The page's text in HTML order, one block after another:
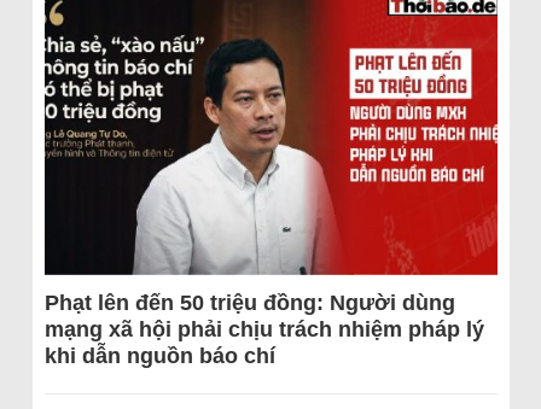
Phạt lên đến 50 triệu đồng: Người dùng
mạng xã hội phải chịu trách nhiệm pháp lý
khi dẫn nguồn báo chí